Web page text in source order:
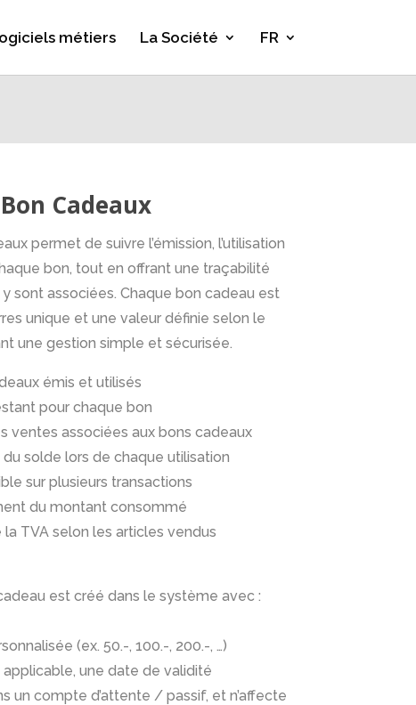
métiers La Société FR
Cadeaux
permet de suivre l’émission, l’utilisation
bon, tout en offrant une traçabilité
sont associées. Chaque bon cadeau est
unique et une valeur définie selon le
une gestion simple et sécurisée.
émis et utilisés
pour chaque bon
ventes associées aux bons cadeaux
solde lors de chaque utilisation
sur plusieurs transactions
du montant consommé
TVA selon les articles vendus
est créé dans le système avec :
(ex. 50.-, 100.-, 200.-, …)
applicable, une date de validité
un compte d’attente / passif, et n’affecte